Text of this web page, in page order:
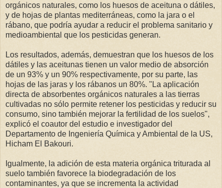
orgánicos naturales, como los huesos de aceituna o dátiles,
y de hojas de plantas mediterráneas, como la jara o el
rábano, que podría ayudar a reducir el problema sanitario y
medioambiental que los pesticidas generan.
Los resultados, además, demuestran que los huesos de los
dátiles y las aceitunas tienen un valor medio de absorción
de un 93% y un 90% respectivamente, por su parte, las
hojas de las jaras y los rábanos un 80%. "La aplicación
directa de absorbentes orgánicos naturales a las tierras
cultivadas no sólo permite retener los pesticidas y reducir su
consumo, sino también mejorar la fertilidad de los suelos",
explicó el coautor del estudio e investigador del
Departamento de Ingeniería Química y Ambiental de la US,
Hicham El Bakouri.
Igualmente, la adición de esta materia orgánica triturada al
suelo también favorece la biodegradación de los
contaminantes, ya que se incrementa la actividad